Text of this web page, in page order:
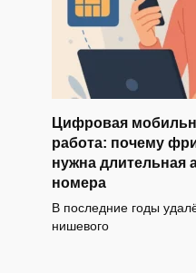
Цифровая
работа: почему
нужна длительная
номера
В последние годы
нишевого